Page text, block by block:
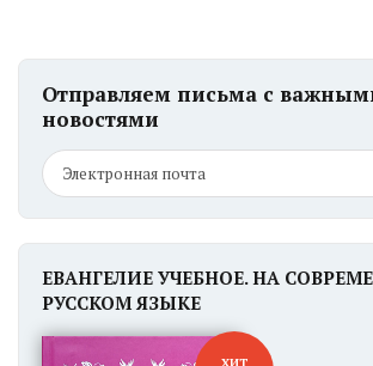
Отправляем письма с
новостями
ЕВАНГЕЛИЕ УЧЕБНОЕ. НА
РУССКОМ ЯЗЫКЕ